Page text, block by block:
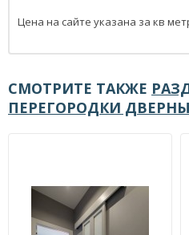
Цена на сайте указана за кв
СМОТРИТЕ ТАКЖЕ
ПЕРЕГОРОДКИ